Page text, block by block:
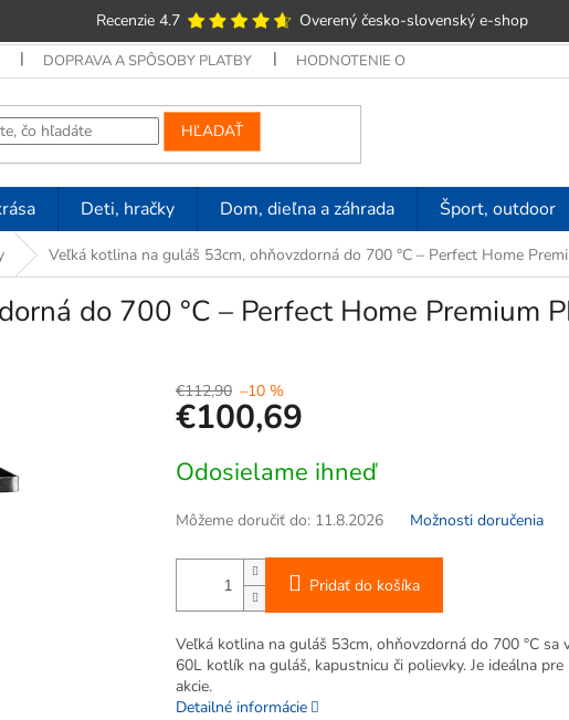
Recenzie 4.7 Overený česko-slovenský e‑shop
DOPRAVA A SPÔSOBY PLATBY HODNOTENIE OBCHODU
HĽADAŤ
Deti, hračky Dom, dieľna a záhrada Šport, outdoor
Veľká kotlina na guláš 53cm, ohňovzdorná do 700 °C – Perfect Home
do 700 °C – Perfect Home Premium
€112,90 –10 %
€100,69
cena:
Odosielame ihneď
Môžeme doručiť do: 11.8.2026 Možnosti doručenia
Pridať do košíka
Veľká kotlina na guláš 53cm, ohňovzdorná do 700 °C
60L kotlík na guláš, kapustnicu či polievky. Je ideálna
akcie.
Detailné informácie